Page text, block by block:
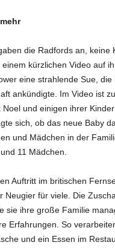
die Radfords an, keine
kürzlichen Video auf
eine strahlende Sue, die
ankündigte. Im Video ist
und einigen ihrer
sich, ob das neue Baby
und Mädchen in der
11 Mädchen.
Auftritt im britischen
Neugier für viele. Die
sie ihre große Familie
Erfahrungen. So
und ein Essen im